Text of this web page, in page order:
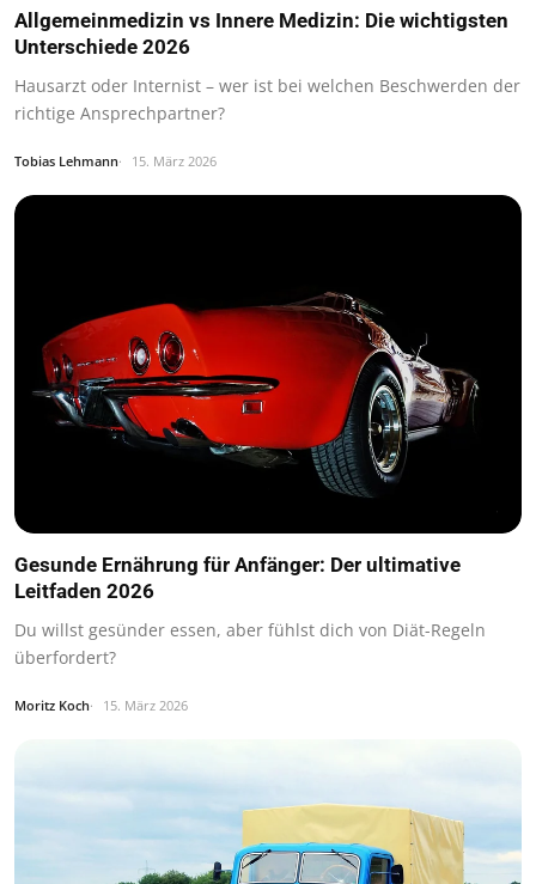
Allgemeinmedizin vs Innere Medizin: Die wichtigsten
Unterschiede 2026
Hausarzt oder Internist – wer ist bei welchen Beschwerden der
richtige Ansprechpartner?
Tobias Lehmann 15. März 2026
Gesunde Ernährung für Anfänger: Der ultimative
Leitfaden 2026
Du willst gesünder essen, aber fühlst dich von Diät-Regeln
überfordert?
Moritz Koch 15. März 2026